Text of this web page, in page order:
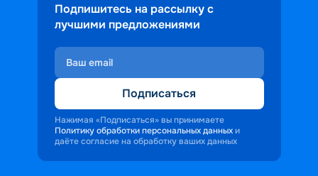
Подпишитесь на рассылку с
лучшими предложениями
Подписаться
Нажимая «Подписаться» вы принимаете
Политику обработки персональных данных и
даёте согласие на обработку ваших данных